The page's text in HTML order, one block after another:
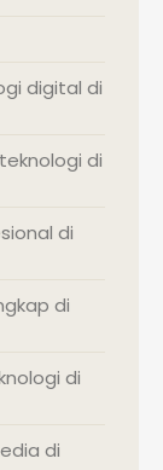
digital di
di
di
di
di
di